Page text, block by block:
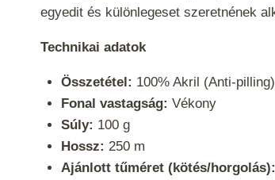
egyedit és különlegeset szeretnének
Technikai adatok
Összetétel: 100% Akril (Anti-pilling)
Fonal vastagság: Vékony
Súly: 100 g
Hossz: 250 m
Ajánlott tűméret (kötés/horgolás):